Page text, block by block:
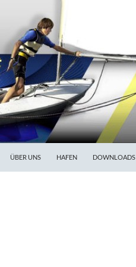
ÜBER UNS HAFEN DOWNLOADS